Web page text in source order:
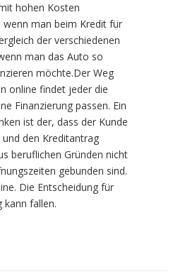
hohen Kosten
man beim Kredit für
der verschiedenen
man das Auto so
möchte.Der Weg
online findet jeder die
Finanzierung passen. Ein
ist der, dass der Kunde
den Kreditantrag
beruflichen Gründen nicht
gebunden sind.
Die Entscheidung für
kann fallen.